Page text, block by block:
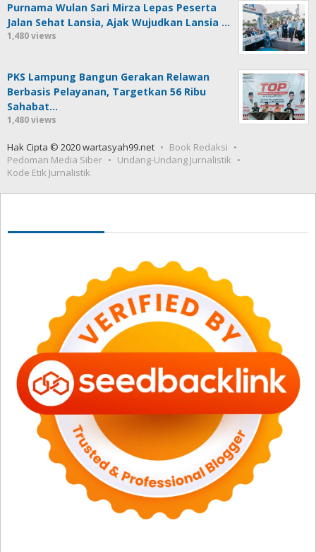
Purnama Wulan Sari Mirza Lepas Peserta
Jalan Sehat Lansia, Ajak Wujudkan Lansia …
1,480 views
PKS Lampung Bangun Gerakan Relawan
Berbasis Pelayanan, Targetkan 56 Ribu
Sahabat…
1,480 views
Hak Cipta © 2020 wartasyah99.net
Book Redaksi
Pedoman Media Siber
Undang-Undang Jurnalistik
Kode Etik Jurnalistik